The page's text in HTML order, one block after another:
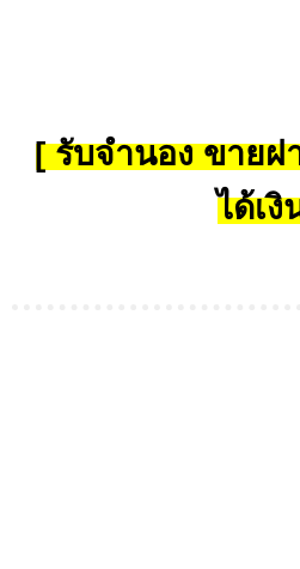
[ รับจำนอง ขายฝ
ได้เ